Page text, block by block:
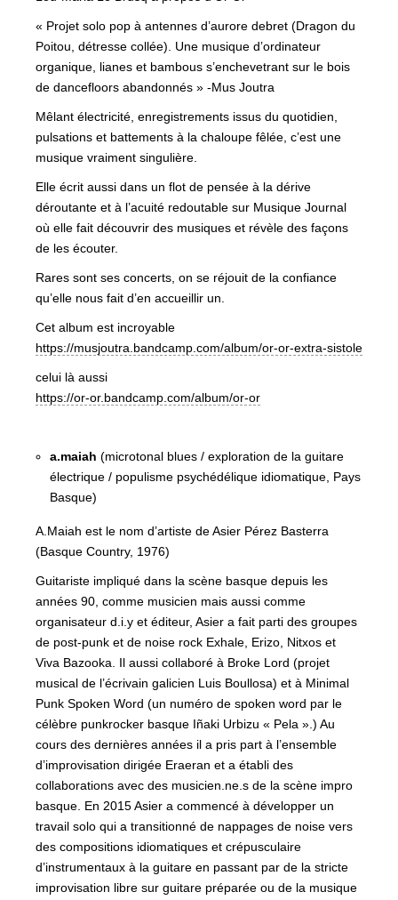
« Projet solo pop à antennes d’aurore debret (Dragon du
Poitou, détresse collée). Une musique d’ordinateur
organique, lianes et bambous s’enchevetrant sur le bois
de dancefloors abandonnés » -Mus Joutra
Mêlant électricité, enregistrements issus du quotidien,
pulsations et battements à la chaloupe fêlée, c’est une
musique vraiment singulière.
Elle écrit aussi dans un flot de pensée à la dérive
déroutante et à l’acuité redoutable sur Musique Journal
où elle fait découvrir des musiques et révèle des façons
de les écouter.
Rares sont ses concerts, on se réjouit de la confiance
qu’elle nous fait d’en accueillir un.
Cet album est incroyable
https://musjoutra.bandcamp.com/album/or-or-extra-sistole
celui là aussi
https://or-or.bandcamp.com/album/or-or
a.maiah (microtonal blues / exploration de la guitare
électrique / populisme psychédélique idiomatique, Pays
Basque)
A.Maiah est le nom d’artiste de Asier Pérez Basterra
(Basque Country, 1976)
Guitariste impliqué dans la scène basque depuis les
années 90, comme musicien mais aussi comme
organisateur d.i.y et éditeur, Asier a fait parti des groupes
de post-punk et de noise rock Exhale, Erizo, Nitxos et
Viva Bazooka. Il aussi collaboré à Broke Lord (projet
musical de l’écrivain galicien Luis Boullosa) et à Minimal
Punk Spoken Word (un numéro de spoken word par le
célèbre punkrocker basque Iñaki Urbizu « Pela ».) Au
cours des dernières années il a pris part à l’ensemble
d’improvisation dirigée Eraeran et a établi des
collaborations avec des musicien.ne.s de la scène impro
basque. En 2015 Asier a commencé à développer un
travail solo qui a transitionné de nappages de noise vers
des compositions idiomatiques et crépusculaire
d’instrumentaux à la guitare en passant par de la stricte
improvisation libre sur guitare préparée ou de la musique